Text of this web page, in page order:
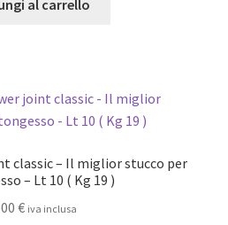
al carrello
classic – Il miglior stucco per
– Lt 10 ( Kg 19 )
€ iva inclusa